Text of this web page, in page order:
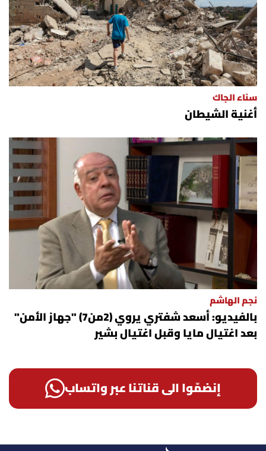
سناء الجاك
أغنية الشيطان
نجم الهاشم
بالفيديو: أسعد شفتري يروي (2من7) "جهاز الأمن"
بعد اغتيال مايا وقبل اغتيال بشير
إنضمّوا الى قناتنا عبر واتساب